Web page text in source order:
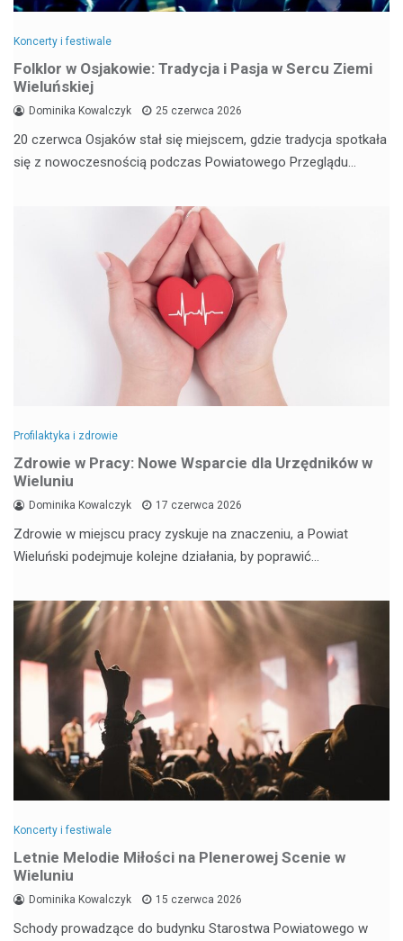
Koncerty i festiwale
Folklor w Osjakowie: Tradycja i Pasja w Sercu Ziemi
Wieluńskiej
Dominika Kowalczyk 25 czerwca 2026
20 czerwca Osjaków stał się miejscem, gdzie tradycja spotkała
się z nowoczesnością podczas Powiatowego Przeglądu…
Profilaktyka i zdrowie
Zdrowie w Pracy: Nowe Wsparcie dla Urzędników w
Wieluniu
Dominika Kowalczyk 17 czerwca 2026
Zdrowie w miejscu pracy zyskuje na znaczeniu, a Powiat
Wieluński podejmuje kolejne działania, by poprawić…
Koncerty i festiwale
Letnie Melodie Miłości na Plenerowej Scenie w
Wieluniu
Dominika Kowalczyk 15 czerwca 2026
Schody prowadzące do budynku Starostwa Powiatowego w